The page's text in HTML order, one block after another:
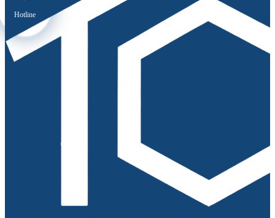
Hotline